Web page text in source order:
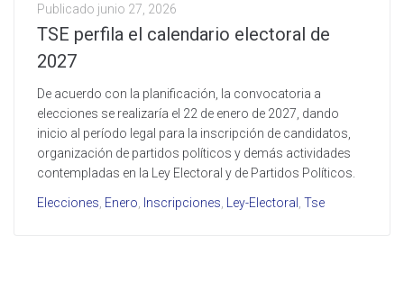
Publicado junio 27, 2026
TSE perfila el calendario electoral de
2027
De acuerdo con la planificación, la convocatoria a
elecciones se realizaría el 22 de enero de 2027, dando
inicio al período legal para la inscripción de candidatos,
organización de partidos políticos y demás actividades
contempladas en la Ley Electoral y de Partidos Políticos.
Elecciones Enero Inscripciones Ley-Electoral Tse